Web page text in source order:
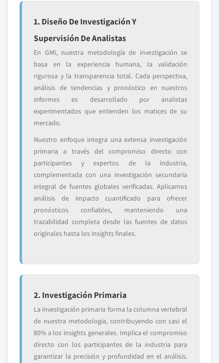
1. Diseño De Investigación Y
Supervisión De Analistas
En GMI, nuestra metodología de investigación se
basa en la experiencia humana, la validación
rigurosa y la transparencia total. Cada perspectiva,
análisis de tendencias y pronóstico en nuestros
informes es desarrollado por analistas
experimentados que entienden los matices de su
mercado.
Nuestro enfoque integra una extensa investigación
primaria a través del compromiso directo con
participantes y expertos de la industria,
complementada con una investigación secundaria
integral de fuentes globales verificadas. Aplicamos
análisis de impacto cuantificado para ofrecer
pronósticos confiables, manteniendo una
trazabilidad completa desde las fuentes de datos
originales hasta los insights finales.
2. Investigación Primaria
La investigación primaria forma la columna vertebral
de nuestra metodología, contribuyendo con casi el
80% a los insights generales. Implica el compromiso
directo con los participantes de la industria para
garantizar la precisión y profundidad en el análisis.